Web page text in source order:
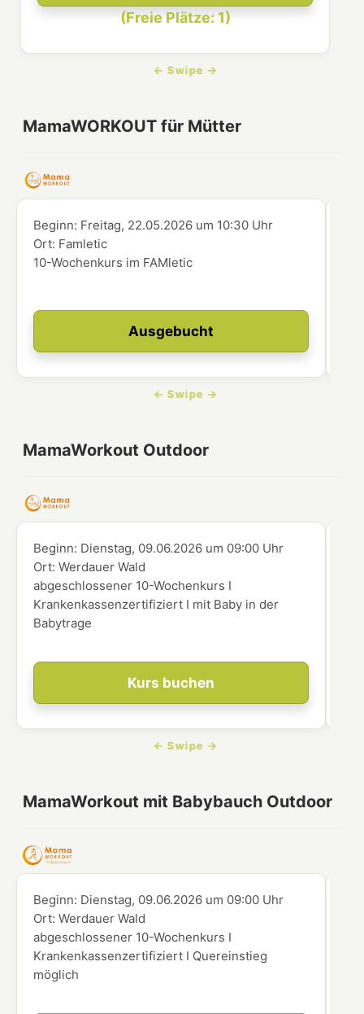
(Freie Plätze: 1)
MamaWORKOUT für Mütter
Ausgebucht
Beginn: Freitag, 22.05.2026 um 10:30 Uhr
Ort: Famletic
10-Wochenkurs im FAMletic
MamaWorkout Outdoor
Kurs buchen
Beginn: Dienstag, 09.06.2026 um 09:00 Uhr
Ort:Werdauer Wald
abgeschlossener 10-Wochenkurs I
Krankenkassenzertifiziert I mit Baby in der
Babytrage
MamaWorkout mit Babybauch Outdoor
Beginn: Dienstag, 09.06.2026 um 09:00 Uhr
Ort:Werdauer Wald
abgeschlossener 10-Wochenkurs I
Krankenkassenzertifiziert I Quereinstieg
möglich